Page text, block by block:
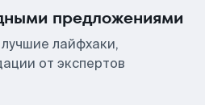
предложениями
лайфхаки,
от экспертов